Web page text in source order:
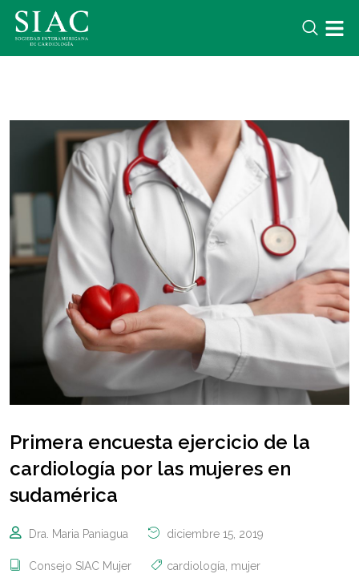
Primera encuesta ejercicio de la
cardiología por las mujeres en
sudamérica
Dra. Maria Paniagua diciembre 15, 2019
Consejo SIAC Mujer cardiología, mujer